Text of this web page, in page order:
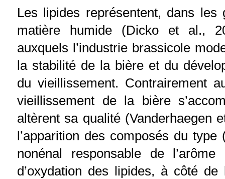
Les lipides représentent, dans
matière humide (Dicko et al.,
auxquels l’industrie brassicole
la stabilité de la bière et du
du vieillissement. Contrairement
vieillissement de la bière
altèrent sa qualité (Vanderhaegen
l’apparition des composés du
nonénal responsable de
d’oxydation des lipides, à côté